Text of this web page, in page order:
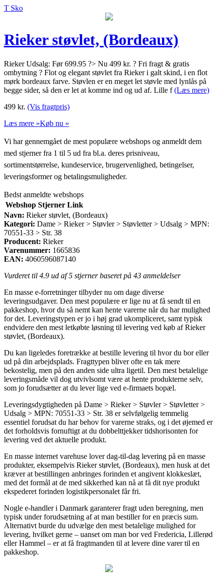
T Sko
Rieker støvlet, (Bordeaux)
Rieker Udsalg: Før 699.95 ?> Nu 499 kr. ? Fri fragt & gratis
ombytning ? Flot og elegant støvlet fra Rieker i galt skind, i en flot
mørk bordeaux farve. Støvlen er en meget let støvle med lynlås på
begge sider, så den er let at komme ind og ud af. Lille f(Læs mere)
499 kr. (Vis fragtpris)
Læs mere »Køb nu »
Vi har gennemgået de mest populære webshops og anmeldt dem
med stjerner fra 1 til 5 ud fra bl.a. deres prisniveau,
sortimentstørrelse, kundeservice, brugervenlighed, betingelser,
leveringsformer og betalingsmuligheder.
Bedst anmeldte webshops
Webshop Stjerner Link
Navn: Rieker støvlet, (Bordeaux)
Kategori: Dame > Rieker > Støvler > Støvletter > Udsalg > MPN:
70551-33 > Str. 38
Producent: Rieker
Varenummer: 1665836
EAN: 4060596087140
Vurderet til 4.9 ud af 5 stjerner baseret på 43 anmeldelser
En masse e-forretninger tilbyder nu om dage diverse
leveringsudgaver. Den mest populære er lige nu at få sendt til en
pakkeshop, hvor du så nemt kan hente varerne når du har mulighed
for det. Leveringstypen er jo i høj grad ukompliceret, samt typisk
endvidere den mest letkøbte løsning til levering ved køb af Rieker
støvlet, (Bordeaux).
Du kan ligeledes foretrække at bestille levering til hvor du bor eller
ud på din arbejdsplads. Fragttypen bliver ofte en tak mere
bekostelig, men på den anden side ultra ligetil. Den mest betalelige
leveringsmåde vil dog utvivlsomt være at hente produkterne selv,
som jo forudsætter at du lever lige ved e-firmaets bopæl.
Leveringsdygtigheden på Dame > Rieker > Støvler > Støvletter >
Udsalg > MPN: 70551-33 > Str. 38 er selvfølgelig temmelig
essentiel forudsat du har behov for varerne straks, og i det øjemed er
det forholdsvis fornuftigt at du dobbelttjekker tidshorisonten for
levering ved det aktuelle produkt.
En masse internet varehuse lover dag-til-dag levering på en masse
produkter, eksempelvis Rieker støvlet, (Bordeaux), men husk at det
kræver at bestillingen anbringes forinden et angivent klokkeslæt,
med det formål at de med sikkerhed kan nå at få dit nye produkt
ekspederet forinden logistikpersonalet får fri.
Nogle e-handler i Danmark garanterer fragt uden beregning, men
typisk under forudsætning af at man bestiller for en præcis sum.
Alternativt burde du udvælge den mest betalelige mulighed for
levering, hvilket gerne – uanset om man bor ved Fredericia, Lillerød
eller Hammel – er at få fragtmanden til at levere dine varer til en
pakkeshop.